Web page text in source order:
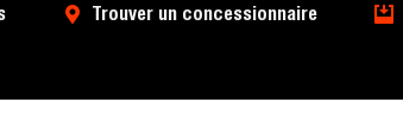
Trouver un concessionnaire